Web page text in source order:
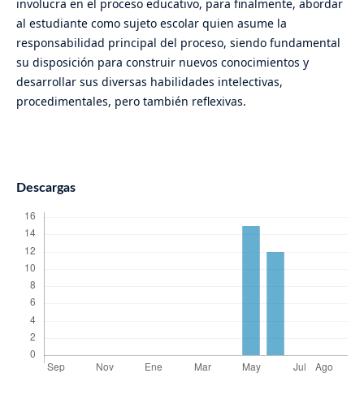
involucra en el proceso educativo, para finalmente, abordar
al estudiante como sujeto escolar quien asume la
responsabilidad principal del proceso, siendo fundamental
su disposición para construir nuevos conocimientos y
desarrollar sus diversas habilidades intelectivas,
procedimentales, pero también reflexivas.
Descargas